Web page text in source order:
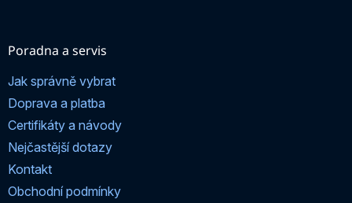
Poradna a servis
Jak správně vybrat
Doprava a platba
Certifikáty a návody
Nejčastější dotazy
Kontakt
Obchodní podmínky